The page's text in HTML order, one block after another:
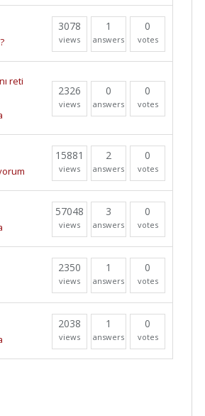
3078
views
1
answers
0
votes
reti
2326
views
0
answers
0
votes
15881
views
2
answers
0
votes
57048
views
3
answers
0
votes
2350
views
1
answers
0
votes
2038
views
1
answers
0
votes